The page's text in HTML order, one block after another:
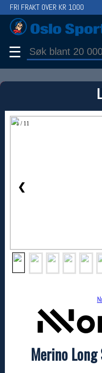
1 / 11
❮
Merino
FRI FRAKT OVER KR 1000
☰
Bruk
Merino